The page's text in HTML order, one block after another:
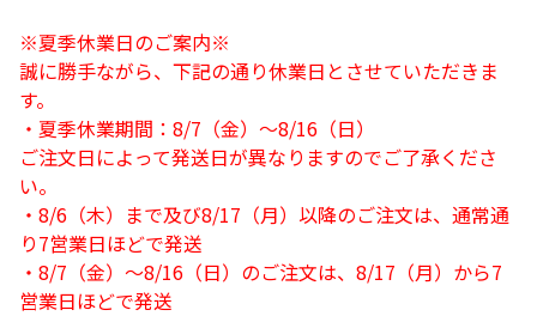
※夏季休業日のご案内※
誠に勝手ながら、下記の通り休業日とさせていただきま
す。
・夏季休業期間：8/7（金）～8/16（日）
ご注文日によって発送日が異なりますのでご了承くださ
い。
・8/6（木）まで及び8/17（月）以降のご注文は、通常通
り7営業日ほどで発送
・8/7（金）～8/16（日）のご注文は、8/17（月）から7
営業日ほどで発送